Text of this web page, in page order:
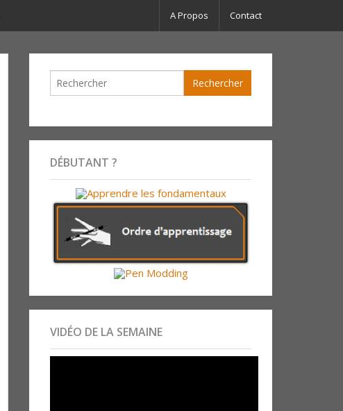
A Propos Contact
DÉBUTANT ?
VIDÉO DE LA SEMAINE